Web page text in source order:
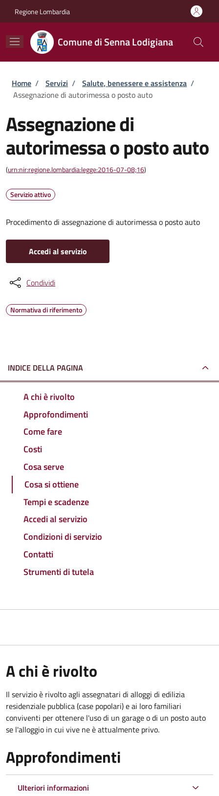
Regione Lombardia
Comune di Senna Lodigiana
Briciole di pane
Home / Servizi / Salute, benessere e assistenza /
Assegnazione di autorimessa o posto auto
Assegnazione di
autorimessa o posto auto
(urn:nir:regione.lombardia:legge:2016-07-08;16)
Servizio attivo
Procedimento di assegnazione di autorimessa o posto auto
Accedi al servizio
Condividi
Normativa di riferimento
INDICE DELLA PAGINA
A chi è rivolto
Approfondimenti
Come fare
Costi
Cosa serve
Cosa si ottiene
Tempi e scadenze
Accedi al servizio
Condizioni di servizio
Contatti
Strumenti di tutela
A chi è rivolto
Il servizio è rivolto agli assegnatari di alloggi di edilizia
residenziale pubblica (case popolari) e ai loro familiari
conviventi per ottenere l'uso di un garage o di un posto auto
se l'alloggio in cui vive ne è attualmente privo.
Approfondimenti
Ulteriori informazioni